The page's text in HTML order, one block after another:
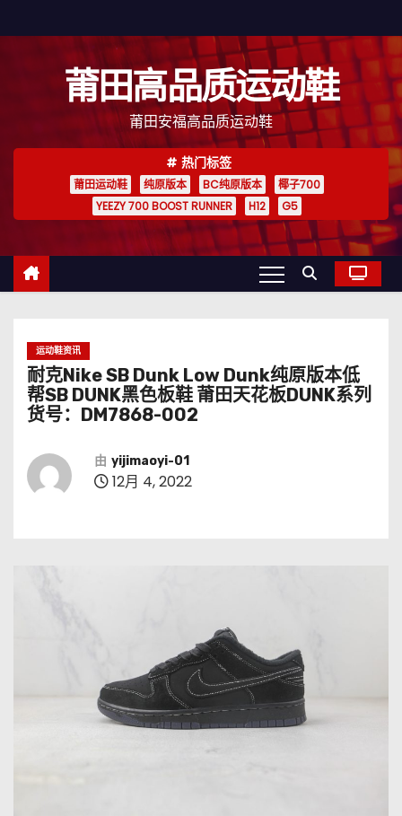
至
莆田高品质运动鞋
莆田安福高品质运动鞋
热门标签
莆田运动鞋 纯原版本 BC纯原版本
椰子700
YEEZY 700 BOOST RUNNER
H12 G5
运动鞋资讯
耐克Nike SB Dunk Low Dunk纯原版本低
帮SB DUNK黑色板鞋 莆田天花板DUNK系列
货号：DM7868-002
由 yijimaoyi-01
12月 4, 2022